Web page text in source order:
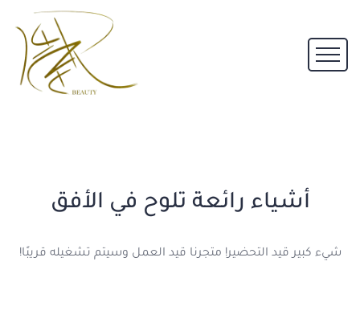
أشياء رائعة تلوح في الأفق
شيء كبير قيد التحضير! متجرنا قيد العمل وسيتم تشغيله قريبًا!